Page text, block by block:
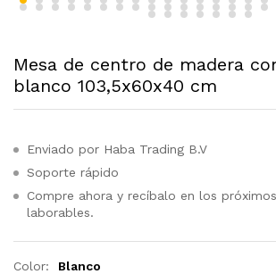
Mesa de centro de madera
blanco 103,5x60x40 cm
Enviado por Haba Trading B.V
Soporte rápido
Compre ahora y recíbalo en los
laborables.
Color: Blanco